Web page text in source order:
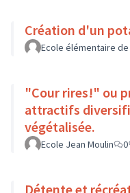
Création d'un
Ecole élémentaire
"Cour rires!" ou
attractifs
végétalisée.
Ecole Jean Moulin 0
Détente et